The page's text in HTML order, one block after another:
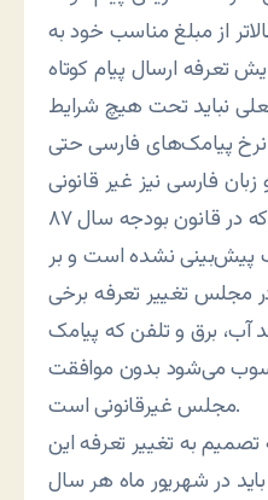
از مبلغ مناسب خود به
تعرفه ارسال پیام کوتاه
نباید تحت هیچ شرایط
پیامک‌های فارسی حتی
فارسی نیز غیر قانونی
است. این در حالی است که در قانون بودجه سال ۸۷
پیش‌بینی نشده است و بر
تغییر تعرفه برخی
آب، برق و تلفن که پیامک
می‌شود بدون موافقت
مجلس غیرقانونی است.
به تغییر تعرفه این
در شهریور ماه هر سال